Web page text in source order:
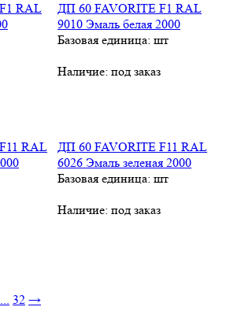
ДП 60 FAVORITE F1 RAL
9010 Эмаль белая 2000
Базовая единица: шт
Наличие: под заказ
ДП 60 FAVORITE F11 RAL
6026 Эмаль зеленая 2000
Базовая единица: шт
Наличие: под заказ
... 32 →